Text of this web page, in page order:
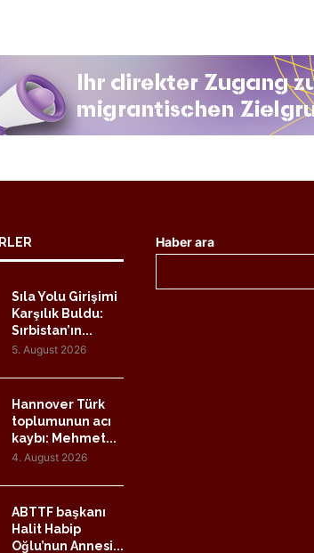
Sıla Yolu Girişimi
Karşılık Buldu:
Sırbistan’ın...
5. August 2026
Hannover Türk
toplumunun acı
kaybı: Mehmet...
4. August 2026
ABTTF başkanı
Halit Habip
Oğlu’nun Annesi...
Haber ara